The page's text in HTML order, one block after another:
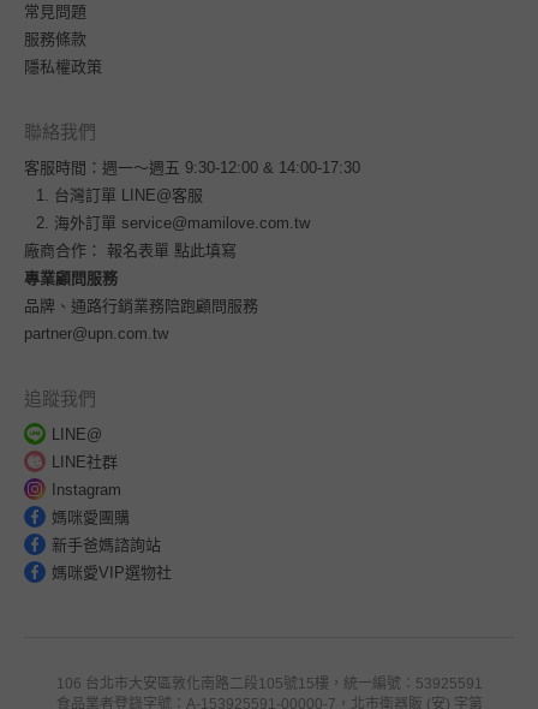
常見問題
服務條款
隱私權政策
聯絡我們
客服時間：週一～週五 9:30-12:00 & 14:00-17:30
台灣訂單
LINE@客服
海外訂單 service@mamilove.com.tw
廠商合作： 報名表單 點此填寫
專業顧問服務
品牌、通路行銷業務陪跑顧問服務
partner@upn.com.tw
追蹤我們
LINE@
LINE社群
Instagram
媽咪愛團購
新手爸媽諮詢站
媽咪愛VIP選物社
106 台北市大安區敦化南路二段105號15樓，統一編號：53925591
食品業者登錄字號：A-153925591-00000-7，北市衛器販 (安) 字第